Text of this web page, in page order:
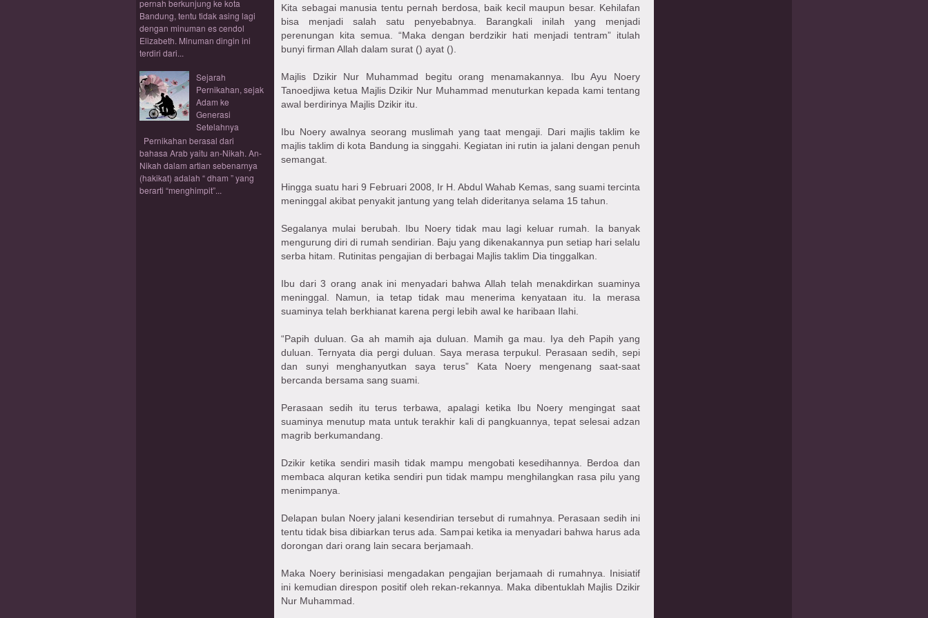
pernah berkunjung ke kota
Bandung, tentu tidak asing lagi
dengan minuman es cendol
Elizabeth. Minuman dingin ini
terdiri dari...
Sejarah
Pernikahan, sejak
Adam ke
Generasi
Setelahnya
Pernikahan berasal dari
bahasa Arab yaitu an-Nikah. An-
Nikah dalam artian sebenarnya
(hakikat) adalah “ dham ” yang
berarti “menghimpit”...
Kita sebagai manusia tentu pernah berdosa, baik kecil maupun besar. Kehilafan
bisa menjadi salah satu penyebabnya. Barangkali inilah yang menjadi
perenungan kita semua. “Maka dengan berdzikir hati menjadi tentram” itulah
bunyi firman Allah dalam surat () ayat ().
Majlis Dzikir Nur Muhammad begitu orang menamakannya. Ibu Ayu Noery
Tanoedjiwa ketua Majlis Dzikir Nur Muhammad menuturkan kepada kami tentang
awal berdirinya Majlis Dzikir itu.
Ibu Noery awalnya seorang muslimah yang taat mengaji. Dari majlis taklim ke
majlis taklim di kota Bandung ia singgahi. Kegiatan ini rutin ia jalani dengan penuh
semangat.
Hingga suatu hari 9 Februari 2008, Ir H. Abdul Wahab Kemas, sang suami tercinta
meninggal akibat penyakit jantung yang telah dideritanya selama 15 tahun.
Segalanya mulai berubah. Ibu Noery tidak mau lagi keluar rumah. Ia banyak
mengurung diri di rumah sendirian. Baju yang dikenakannya pun setiap hari selalu
serba hitam. Rutinitas pengajian di berbagai Majlis taklim Dia tinggalkan.
Ibu dari 3 orang anak ini menyadari bahwa Allah telah menakdirkan suaminya
meninggal. Namun, ia tetap tidak mau menerima kenyataan itu. Ia merasa
suaminya telah berkhianat karena pergi lebih awal ke haribaan Ilahi.
“Papih duluan. Ga ah mamih aja duluan. Mamih ga mau. Iya deh Papih yang
duluan. Ternyata dia pergi duluan. Saya merasa terpukul. Perasaan sedih, sepi
dan sunyi menghanyutkan saya terus” Kata Noery mengenang saat-saat
bercanda bersama sang suami.
Perasaan sedih itu terus terbawa, apalagi ketika Ibu Noery mengingat saat
suaminya menutup mata untuk terakhir kali di pangkuannya, tepat selesai adzan
magrib berkumandang.
Dzikir ketika sendiri masih tidak mampu mengobati kesedihannya. Berdoa dan
membaca alquran ketika sendiri pun tidak mampu menghilangkan rasa pilu yang
menimpanya.
Delapan bulan Noery jalani kesendirian tersebut di rumahnya. Perasaan sedih ini
tentu tidak bisa dibiarkan terus ada. Sampai ketika ia menyadari bahwa harus ada
dorongan dari orang lain secara berjamaah.
Maka Noery berinisiasi mengadakan pengajian berjamaah di rumahnya. Inisiatif
ini kemudian direspon positif oleh rekan-rekannya. Maka dibentuklah Majlis Dzikir
Nur Muhammad.